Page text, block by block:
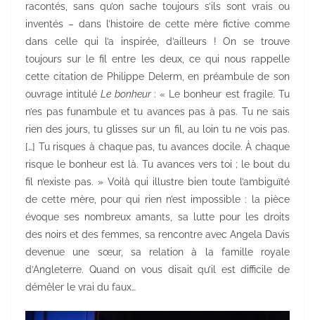
racontés, sans qu’on sache toujours s’ils sont vrais ou
inventés – dans l’histoire de cette mère fictive comme
dans celle qui l’a inspirée, d’ailleurs ! On se trouve
toujours sur le fil entre les deux, ce qui nous rappelle
cette citation de Philippe Delerm, en préambule de son
ouvrage intituléLe bonheur : « Le bonheur est fragile. Tu
n’es pas funambule et tu avances pas à pas. Tu ne sais
rien des jours, tu glisses sur un fil, au loin tu ne vois pas.
[…] Tu risques à chaque pas, tu avances docile. À chaque
risque le bonheur est là. Tu avances vers toi ; le bout du
fil n’existe pas. » Voilà qui illustre bien toute l’ambiguïté
de cette mère, pour qui rien n’est impossible : la pièce
évoque ses nombreux amants, sa lutte pour les droits
des noirs et des femmes, sa rencontre avec Angela Davis
devenue une sœur, sa relation à la famille royale
d’Angleterre. Quand on vous disait qu’il est difficile de
démêler le vrai du faux…